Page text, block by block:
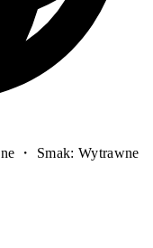
・ Smak: Wytrawne